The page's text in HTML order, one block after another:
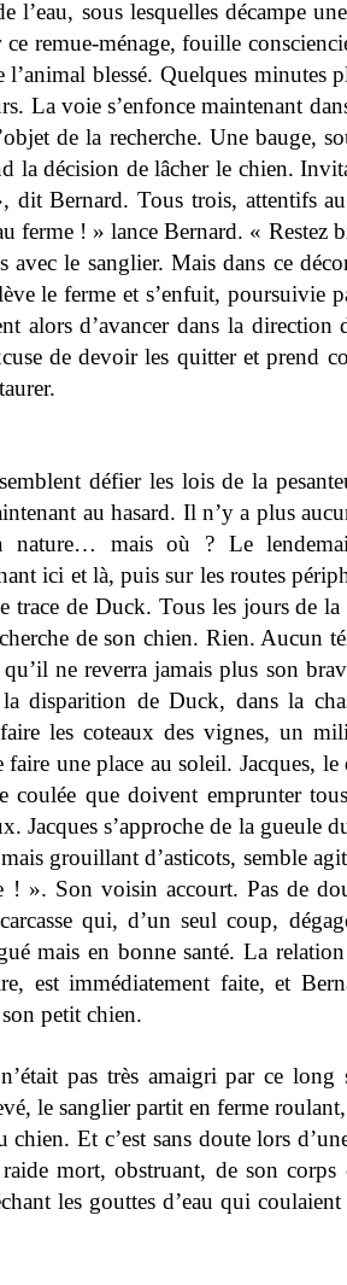
sous lesquelles décampe
remue-ménage, fouille
blessé. Quelques
La voie s’enfonce maintenant
de la recherche. Une bauge,
décision de lâcher le chien.
Bernard. Tous trois, attentifs
ferme ! » lance Bernard. «
le sanglier. Mais dans ce
le ferme et s’enfuit, poursuivie
alors d’avancer dans la
de devoir les quitter et prend
défier les lois de la
au hasard. Il n’y a plus
nature… mais où ? Le
ici et là, puis sur les routes
trace de Duck. Tous les jours de
de son chien. Rien. Aucun
ne reverra jamais plus son
disparition de Duck, dans la
les coteaux des vignes, un
faire une place au soleil. Jacques,
coulée que doivent emprunter
Jacques s’approche de la
grouillant d’asticots, semble
». Son voisin accourt. Pas de
qui, d’un seul coup,
mais en bonne santé. La
est immédiatement faite, et
petit chien.
pas très amaigri par ce long
le sanglier partit en ferme
Et c’est sans doute lors
mort, obstruant, de son corps
les gouttes d’eau qui